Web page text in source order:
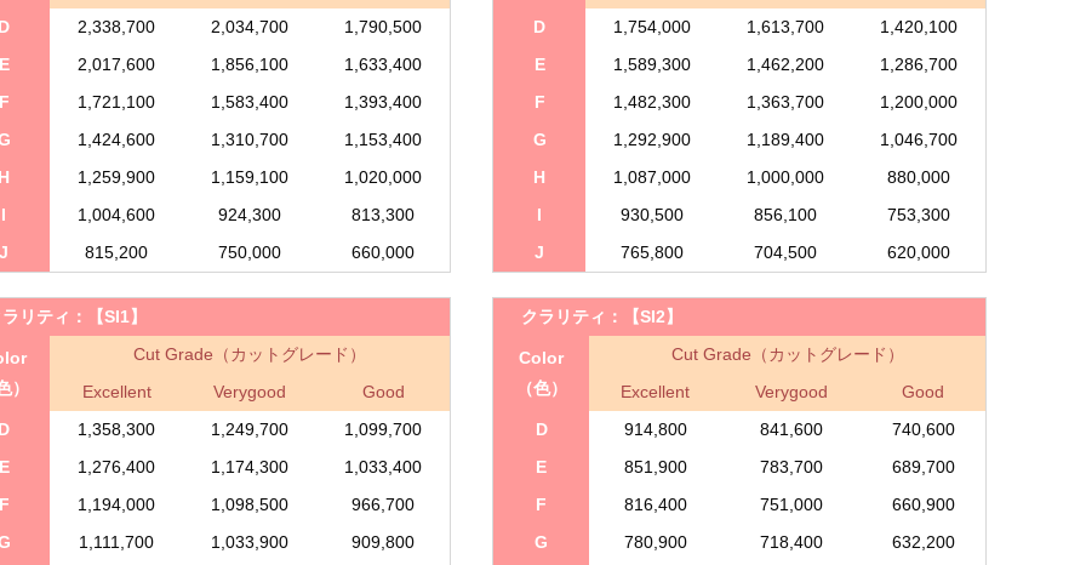
2,338,700 2,034,700
1,790,500
2,017,600 1,856,100
1,633,400
1,721,100 1,583,400
1,393,400
1,424,600 1,310,700
1,153,400
1,259,900 1,159,100
1,020,000
I
1,004,600 924,300
813,300
J
815,200 750,000 660,000
D
1,754,000 1,613,700
1,420,100
E
1,589,300 1,462,200
1,286,700
F
1,482,300 1,363,700
1,200,000
G
1,292,900 1,189,400
1,046,700
H
1,087,000 1,000,000
880,000
I
930,500 856,100
753,300
J
765,800 704,500 620,000
リティ： 【SI1】
）
Cut Grade（カットグレード）
Excellent
Verygood
Good
1,358,300 1,249,700
1,099,700
1,276,400 1,174,300
1,033,400
1,194,000 1,098,500
966,700
1,111,700 1,033,900
909,800
クラリティ： 【SI2】
Color
（色）
Cut Grade（カットグレード）
Excellent
Verygood
Good
D
914,800 841,600
740,600
E
851,900 783,700
689,700
F
816,400 751,000
660,900
G
780,900 718,400
632,200